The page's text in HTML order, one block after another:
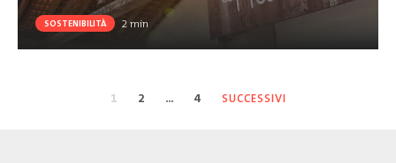
SOSTENIBILITÀ 2min
1 2 … 4 SUCCESSIVI